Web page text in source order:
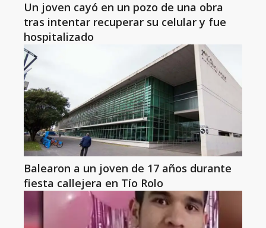
Un joven cayó en un pozo de una obra
tras intentar recuperar su celular y fue
hospitalizado
Balearon a un joven de 17 años durante
fiesta callejera en Tío Rolo